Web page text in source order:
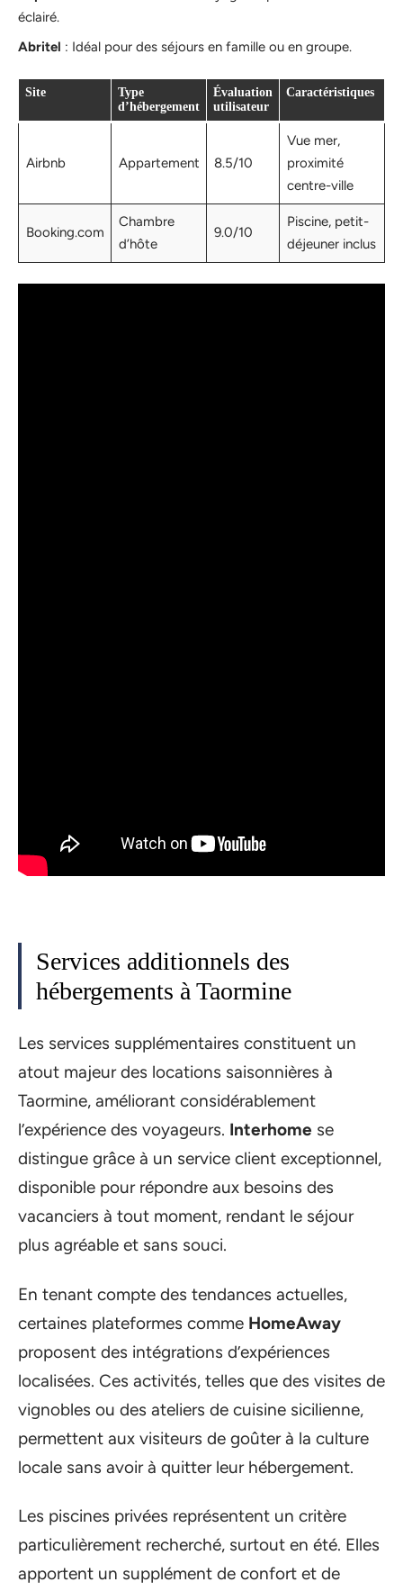
éclairé.
Abritel : Idéal pour des séjours en famille ou en groupe.
Site
Type
d’hébergement
Évaluation
utilisateur
Caractéristiques
Airbnb Appartement 8.5/10
Vue mer,
proximité
centre-ville
Booking.com
Chambre
d’hôte
9.0/10
Piscine, petit-
déjeuner inclus
Services additionnels des
hébergements à Taormine
Les services supplémentaires constituent un
atout majeur des locations saisonnières à
Taormine, améliorant considérablement
l’expérience des voyageurs. Interhome se
distingue grâce à un service client exceptionnel,
disponible pour répondre aux besoins des
vacanciers à tout moment, rendant le séjour
plus agréable et sans souci.
En tenant compte des tendances actuelles,
certaines plateformes comme HomeAway
proposent des intégrations d’expériences
localisées. Ces activités, telles que des visites de
vignobles ou des ateliers de cuisine sicilienne,
permettent aux visiteurs de goûter à la culture
locale sans avoir à quitter leur hébergement.
Les piscines privées représentent un critère
particulièrement recherché, surtout en été. Elles
apportent un supplément de confort et de